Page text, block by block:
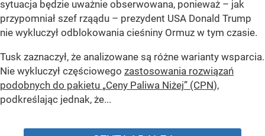
sytuacja będzie uważnie obserwowana, ponieważ – jak
przypomniał szef rząądu – prezydent USA Donald Trump
nie wykluczył odblokowania cieśniny Ormuz w tym czasie.
Tusk zaznaczył, że analizowane są różne warianty wsparcia.
Nie wykluczył częściowego zastosowania rozwiązań
podobnych do pakietu „Ceny Paliwa Niżej” (CPN),
podkreślając jednak, że...